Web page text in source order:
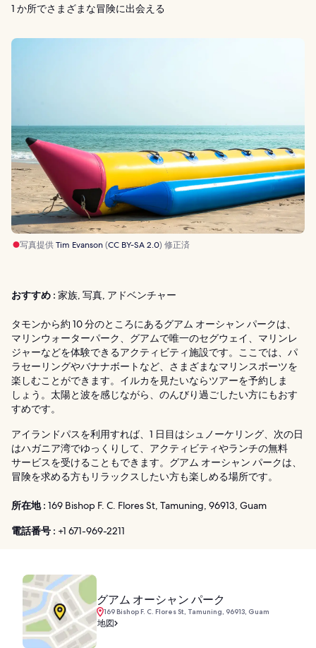
1 か所でさまざまな冒険に出会える
写真提供Tim Evanson(CC BY-SA 2.0) 修正済
おすすめ : 家族, 写真, アドベンチャー
タモンから約 10 分のところにあるグアム オーシャン パークは、
マリンウォーターパーク、グアムで唯一のセグウェイ、マリンレ
ジャーなどを体験できるアクティビティ施設です。ここでは、パ
ラセーリングやバナナボートなど、さまざまなマリンスポーツを
楽しむことができます。イルカを見たいならツアーを予約しま
しょう。太陽と波を感じながら、のんびり過ごしたい方にもおす
すめです。
アイランドパスを利用すれば、1 日目はシュノーケリング、次の日
はハガニア湾でゆっくりして、アクティビティやランチの無料
サービスを受けることもできます。グアム オーシャン パークは、
冒険を求める方もリラックスしたい方も楽しめる場所です。
所在地 : 169 Bishop F. C. Flores St, Tamuning, 96913, Guam
電話番号 : +1 671-969-2211
グアム オーシャン パーク
169 Bishop F. C. Flores St, Tamuning, 96913, Guam
地図